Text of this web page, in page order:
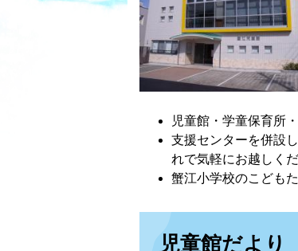
児童館・学童保育所
支援センターを併設
れで気軽にお越しくだ
蟹江小学校のこど
児童館だより